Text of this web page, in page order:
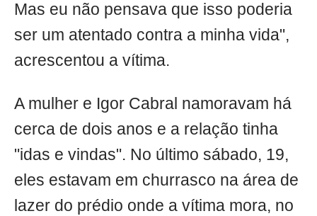
Mas eu não pensava que isso poderia
ser um atentado contra a minha vida",
acrescentou a vítima.
A mulher e Igor Cabral namoravam há
cerca de dois anos e a relação tinha
"idas e vindas". No último sábado, 19,
eles estavam em churrasco na área de
lazer do prédio onde a vítima mora, no